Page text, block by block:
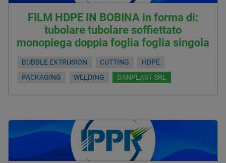
FILM HDPE IN BOBINA in forma di:
tubolare tubolare soffiettato
monopiega doppia foglia foglia singola
BUBBLE EXTRUSION CUTTING
HDPE
PACKAGING
WELDING DANPLAST SRL